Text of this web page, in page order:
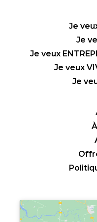
Je
Je
Je veux
Je veux
Je